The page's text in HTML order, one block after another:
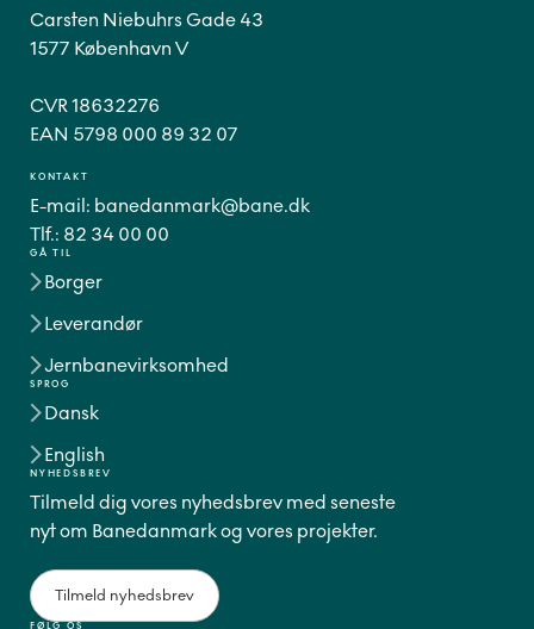
GÅ TIL
Borger
Leverandør
Jernbanevirksomhed
SPROG
Dansk
English
FØLG OS
Carsten Niebuhrs Gade 43
1577 København V
CVR 18632276
EAN 5798 000 89 32 07
KONTAKT
E-mail: banedanmark@bane.dk
Tlf.: 82 34 00 00
NYHEDSBREV
Tilmeld dig vores nyhedsbrev med seneste
nyt om Banedanmark og vores projekter.
Tilmeld nyhedsbrev